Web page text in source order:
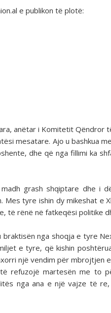
e publikon të plotë:
anëtar i Komitetit Qëndror
mesatare. Ajo u bashkua
dhe që nga fillimi ka
grash shqiptare dhe i
tyre ishin dy mikeshat e
të rënë në fatkeqësi politike
nga shoqja e tyre
e tyre, që kishin
një vendim për mbrojtjen
refuzojë martesën me to
nga ana e një vajze të